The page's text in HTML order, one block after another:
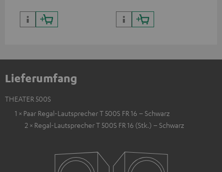
Lieferumfang
THEATER 500S
1 × Paar Regal-Lautsprecher T 500S FR 16 – Schwarz
2 × Regal-Lautsprecher T 500S FR 16 (Stk.) – Schwarz